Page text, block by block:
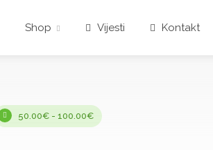
Shop Vijesti Kontakt
50.00€ - 100.00€